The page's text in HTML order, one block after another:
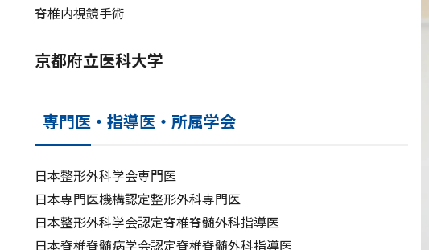
脊椎内視鏡手術
京都府立医科大学
専門医・指導医・所属学会
日本整形外科学会専門医
日本専門医機構認定整形外科専門医
日本整形外科学会認定脊椎脊髄外科指導医
日本脊椎脊髄病学会認定脊椎脊髄外科指導医